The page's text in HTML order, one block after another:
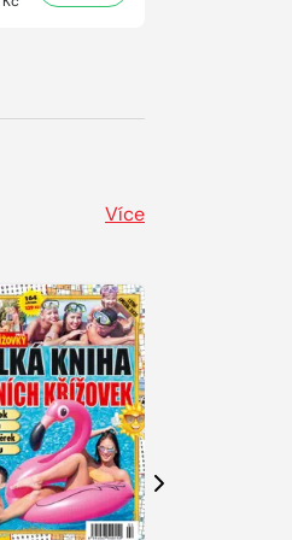
Více
Další